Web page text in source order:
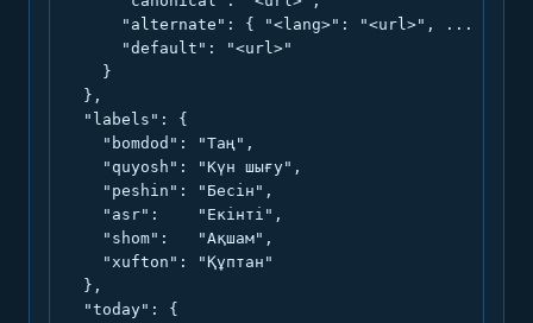
      "alternate": { "<lang>": "<url>", ... },
      "default": "<url>"
    }
  },
  "labels": {
    "bomdod": "Таң",
    "quyosh": "Күн шығу",
    "peshin": "Бесін",
    "asr":    "Екінті",
    "shom":   "Ақшам",
    "xufton": "Құптан"
  },
  "today": {